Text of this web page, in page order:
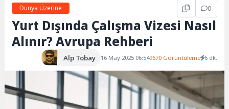
Dünya Üzerine
0
Yurt Dışında Çalışma Vizesi Nasıl
Alınır? Avrupa Rehberi
Alp Tobay 16 May 2025 06:549670 Görüntüleme 6 dk.